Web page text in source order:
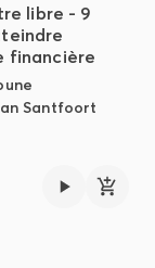
libre - 9
financière
Santfoort